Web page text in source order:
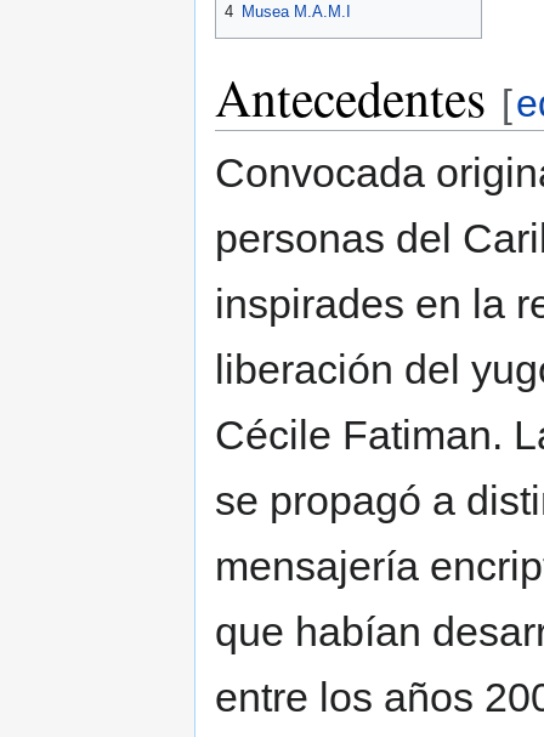
4 Musea M.A.M.I
Antecedentes [
Convocada
personas del
inspirades en la
liberación del
Cécile Fatiman.
se propagó a
mensajería
que habían
entre los años